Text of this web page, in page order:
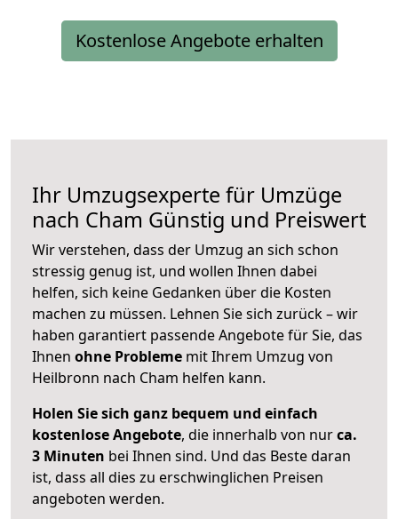
Kostenlose Angebote erhalten
Ihr Umzugsexperte für Umzüge
nach Cham Günstig und Preiswert
Wir verstehen, dass der Umzug an sich schon
stressig genug ist, und wollen Ihnen dabei
helfen, sich keine Gedanken über die Kosten
machen zu müssen. Lehnen Sie sich zurück – wir
haben garantiert passende Angebote für Sie, das
Ihnen ohne Probleme mit Ihrem Umzug von
Heilbronn nach Cham helfen kann.
Holen Sie sich ganz bequem und einfach
kostenlose Angebote, die innerhalb von nurca.
3 Minuten bei Ihnen sind. Und das Beste daran
ist, dass all dies zu erschwinglichen Preisen
angeboten werden.